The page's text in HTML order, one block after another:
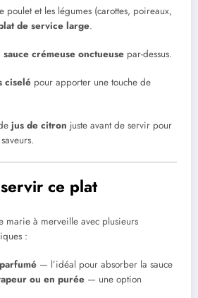
poulet et les légumes (carottes, poireaux,
de service large.
sauce crémeuse onctueuse par-dessus.
ciselé pour apporter une touche de
jus de citron juste avant de servir pour
ce plat
marie à merveille avec plusieurs
:
— l’idéal pour absorber la sauce
ou en purée — une option